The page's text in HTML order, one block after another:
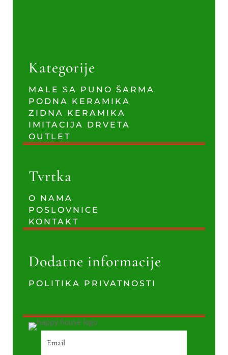
Kategorije
MALE SA PUNO ŠARMA
PODNA KERAMIKA
ZIDNA KERAMIKA
IMITACIJA DRVETA
OUTLET
Tvrtka
O NAMA
POSLOVNICE
KONTAKT
Dodatne informacije
POLITIKA PRIVATNOSTI